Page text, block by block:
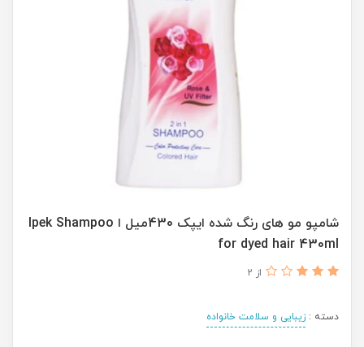
شامپو مو های رنگ شده ایپک 430میل ا Ipek Shampoo
for dyed hair 430ml
از 2
دسته : زیبایی و سلامت خانواده